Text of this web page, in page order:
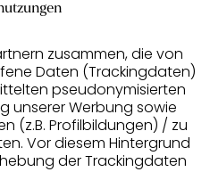
zusammen, die von
Daten (Trackingdaten)
pseudonymisierten
unserer Werbung sowie
(z.B. Profilbildungen) / zu
Vor diesem Hintergrund
der Trackingdaten